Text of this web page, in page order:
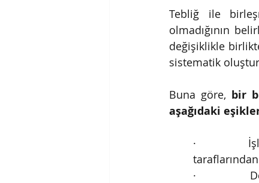
Tebliğ ile
olmadığının
değişiklikle
sistematik
Buna göre, bir
aşağıdaki
·
·